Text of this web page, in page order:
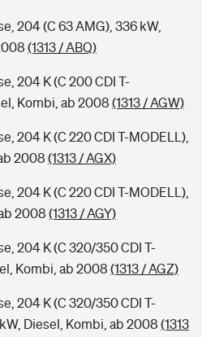
204 (C 63 AMG), 336 kW,
(1313 / ABQ)
204 K (C 200 CDI T-
Kombi, ab 2008 (1313 / AGW)
204 K (C 220 CDI T-MODELL),
2008 (1313 / AGX)
204 K (C 220 CDI T-MODELL),
2008 (1313 / AGY)
204 K (C 320/350 CDI T-
Kombi, ab 2008 (1313 / AGZ)
204 K (C 320/350 CDI T-
Diesel, Kombi, ab 2008 (1313